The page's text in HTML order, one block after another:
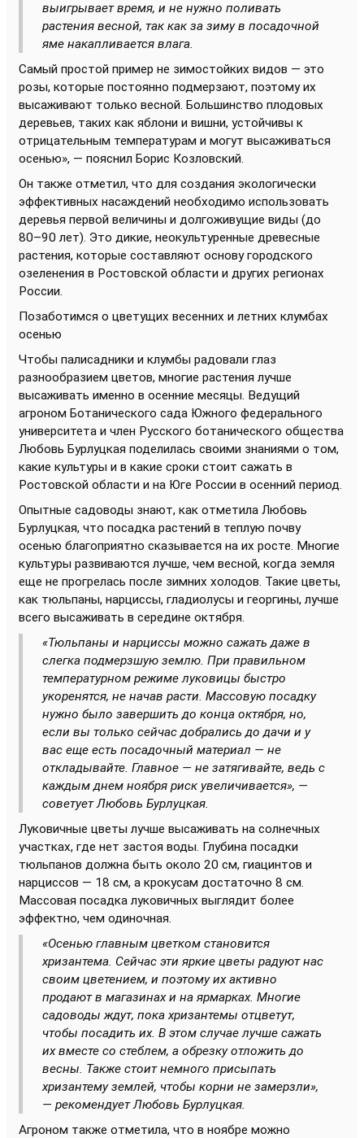
выигрывает время, и не нужно поливать
растения весной, так как за зиму в посадочной
яме накапливается влага.
Самый простой пример не зимостойких видов — это
розы, которые постоянно подмерзают, поэтому их
высаживают только весной. Большинство плодовых
деревьев, таких как яблони и вишни, устойчивы к
отрицательным температурам и могут высаживаться
осенью», — пояснил Борис Козловский.
Он также отметил, что для создания экологически
эффективных насаждений необходимо использовать
деревья первой величины и долгоживущие виды (до
80–90 лет). Это дикие, неокультуренные древесные
растения, которые составляют основу городского
озеленения в Ростовской области и других регионах
России.
Позаботимся о цветущих весенних и летних клумбах
осенью
Чтобы палисадники и клумбы радовали глаз
разнообразием цветов, многие растения лучше
высаживать именно в осенние месяцы. Ведущий
агроном Ботанического сада Южного федерального
университета и член Русского ботанического общества
Любовь Бурлуцкая поделилась своими знаниями о том,
какие культуры и в какие сроки стоит сажать в
Ростовской области и на Юге России в осенний период.
Опытные садоводы знают, как отметила Любовь
Бурлуцкая, что посадка растений в теплую почву
осенью благоприятно сказывается на их росте. Многие
культуры развиваются лучше, чем весной, когда земля
еще не прогрелась после зимних холодов. Такие цветы,
как тюльпаны, нарциссы, гладиолусы и георгины, лучше
всего высаживать в середине октября.
«Тюльпаны и нарциссы можно сажать даже в
слегка подмерзшую землю. При правильном
температурном режиме луковицы быстро
укоренятся, не начав расти. Массовую посадку
нужно было завершить до конца октября, но,
если вы только сейчас добрались до дачи и у
вас еще есть посадочный материал — не
откладывайте. Главное — не затягивайте, ведь с
каждым днем ноября риск увеличивается», —
советует Любовь Бурлуцкая.
Луковичные цветы лучше высаживать на солнечных
участках, где нет застоя воды. Глубина посадки
тюльпанов должна быть около 20 см, гиацинтов и
нарциссов — 18 см, а крокусам достаточно 8 см.
Массовая посадка луковичных выглядит более
эффектно, чем одиночная.
«Осенью главным цветком становится
хризантема. Сейчас эти яркие цветы радуют нас
своим цветением, и поэтому их активно
продают в магазинах и на ярмарках. Многие
садоводы ждут, пока хризантемы отцветут,
чтобы посадить их. В этом случае лучше сажать
их вместе со стеблем, а обрезку отложить до
весны. Также стоит немного присыпать
хризантему землей, чтобы корни не замерзли»,
— рекомендует Любовь Бурлуцкая.
Агроном также отметила, что в ноябре можно